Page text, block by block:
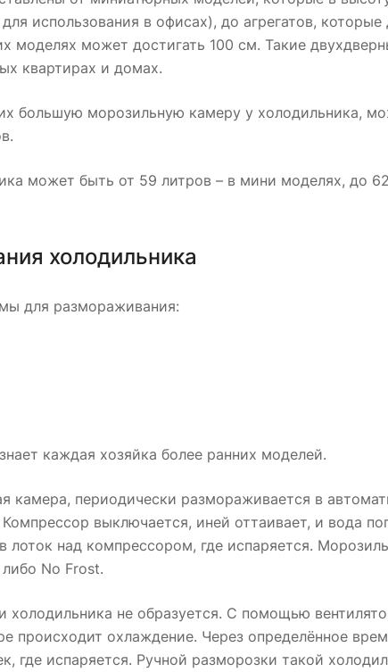
использования в офисах), до агрегатов,
моделях может достигать 100 см. Такие
квартирах и домах.
большую морозильную камеру у холодильника,
может быть от 59 литров – в мини моделях, до
холодильника
для размораживания:
каждая хозяйка более ранних моделей.
камера, периодически размораживается в
выключается, иней оттаивает, и вода
лоток над компрессором, где испаряется.
No Frost.
холодильника не образуется. С помощью
происходит охлаждение. Через определённое
где испаряется. Ручной разморозки такой